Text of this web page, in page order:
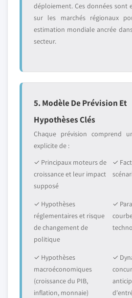
déploiement. Ces données sont
sur les marchés régionaux
estimation mondiale ancrée
secteur.
5. Modèle De Prévision Et
Hypothèses Clés
Chaque prévision comprend
explicite de :
✓ Principaux moteurs de
croissance et leur impact
supposé
✓
✓ Hypothèses
réglementaires et risque
de changement de
politique
✓
✓ Hypothèses
macroéconomiques
(croissance du PIB,
inflation, monnaie)
✓